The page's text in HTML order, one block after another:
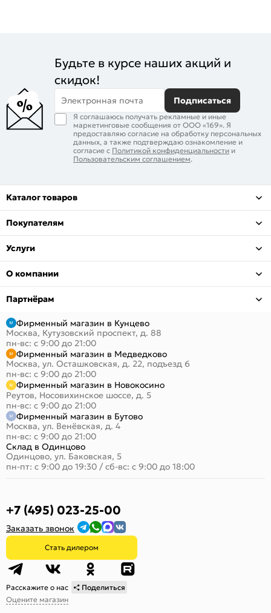
Будьте в курсе наших акций и
скидок!
Электронная почта Подписаться
Я соглашаюсь получать рекламные и иные
маркетинговые сообщения от ООО «169». Я
предоставляю согласие на обработку персональных
данных, а также подтверждаю ознакомление и
согласие с Политикой конфиденциальности и
Пользовательским соглашением.
Каталог товаров
Покупателям
Услуги
О компании
Партнёрам
Фирменный магазин в Кунцево
Москва, Кутузовский проспект, д. 88
пн-вс: с 9:00 до 21:00
Фирменный магазин в Медведково
Москва, ул. Осташковская, д. 22, подъезд 6
пн-вс: с 9:00 до 21:00
Фирменный магазин в Новокосино
Реутов, Носовихинское шоссе, д. 5
пн-вс: с 9:00 до 21:00
Фирменный магазин в Бутово
Москва, ул. Венёвская, д. 4
пн-вс: с 9:00 до 21:00
Склад в Одинцово
Одинцово, ул. Баковская, 5
пн-пт: с 9:00 до 19:30 / сб-вс: с 9:00 до 18:00
+7 (495) 023-25-00
Заказать звонок
Стать дилером
Расскажите о нас
Поделиться
Оцените магазин